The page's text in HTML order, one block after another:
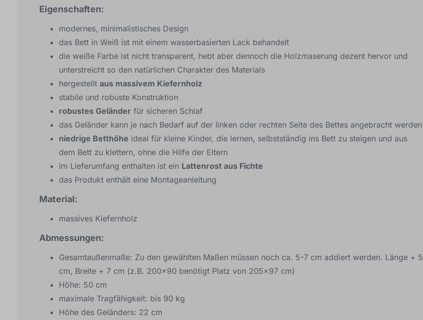
Eigenschaften:
modernes, minimalistisches Design
das Bett in Weiß ist mit einem wasserbasierten Lack behandelt
die weiße Farbe ist nicht transparent, hebt aber dennoch die Holzmaserung dezent hervor und
unterstreicht so den natürlichen Charakter des Materials
hergestellt aus massivem Kiefernholz
stabile und robuste Konstruktion
robustes Geländer für sicheren Schlaf
das Geländer kann je nach Bedarf auf der linken oder rechten Seite des Bettes angebracht werden
niedrige Betthöhe ideal für kleine Kinder, die lernen, selbstständig ins Bett zu steigen und aus
dem Bett zu klettern, ohne die Hilfe der Eltern
im Lieferumfang enthalten ist ein Lattenrost aus Fichte
das Produkt enthält eine Montageanleitung
Material:
massives Kiefernholz
Abmessungen:
Gesamtaußenmaße: Zu den gewählten Maßen müssen noch ca. 5-7 cm addiert werden. Länge + 5
cm, Breite + 7 cm (z.B. 200x90 benötigt Platz von 205x97 cm)
Höhe: 50 cm
maximale Tragfähigkeit: bis 90 kg
Höhe des Geländers: 22 cm